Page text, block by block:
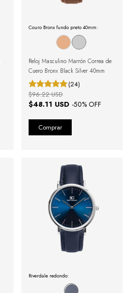
Couro Bronx fundo preto 40mm:
Reloj Masculino Marrón Correa de
Cuero Bronx Black Silver 40mm
(24)
$48.11 USD -50% OFF
$96.22 USD
Riverdale redondo: